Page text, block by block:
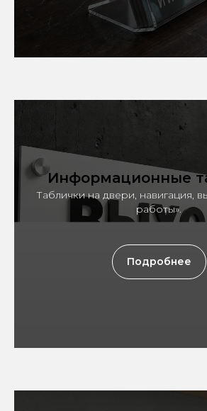
Информационные
Таблички на двери, навигация,
работы».
Подробнее